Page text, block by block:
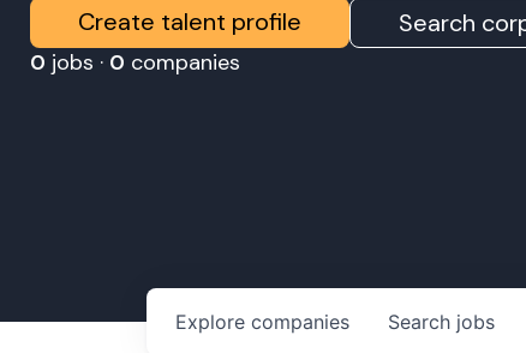
Create talent profile Search
0 jobs · 0 companies
Search jobs
Explore companies